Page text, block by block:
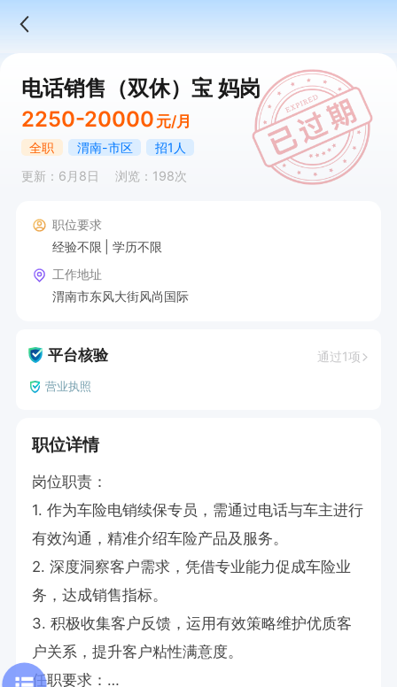
电话销售（双休）宝 妈岗
2250-20000 元/月
全职 渭南-市区
招1人
更新：6月8日
浏览：198次
职位要求
经验不限
学历不限
工作地址
渭南市东风大街风尚国际
平台核验 通过1项
营业执照
职位详情
岗位职责：
1. 作为车险电销续保专员，需通过电话与车主进行
有效沟通，精准介绍车险产品及服务。
2. 深度洞察客户需求，凭借专业能力促成车险业
务，达成销售指标。
3. 积极收集客户反馈，运用有效策略维护优质客
户关系，提升客户粘性满意度。
任职要求：